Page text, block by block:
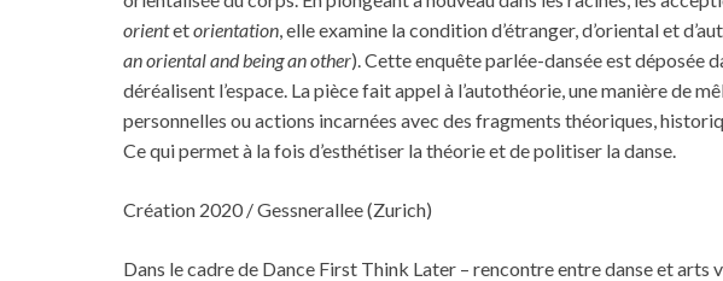
orientetorientation, elle examine la condition d’étranger, d’oriental et
an oriental and being an other). Cette enquête parlée-dansée est déposée
déréalisent l’espace. La pièce fait appel à l’autothéorie, une manière de
personnelles ou actions incarnées avec des fragments théoriques,
Ce qui permet à la fois d’esthétiser la théorie et de politiser la danse.
Création 2020 / Gessnerallee (Zurich)
Dans le cadre de Dance First Think Later – rencontre entre danse et arts